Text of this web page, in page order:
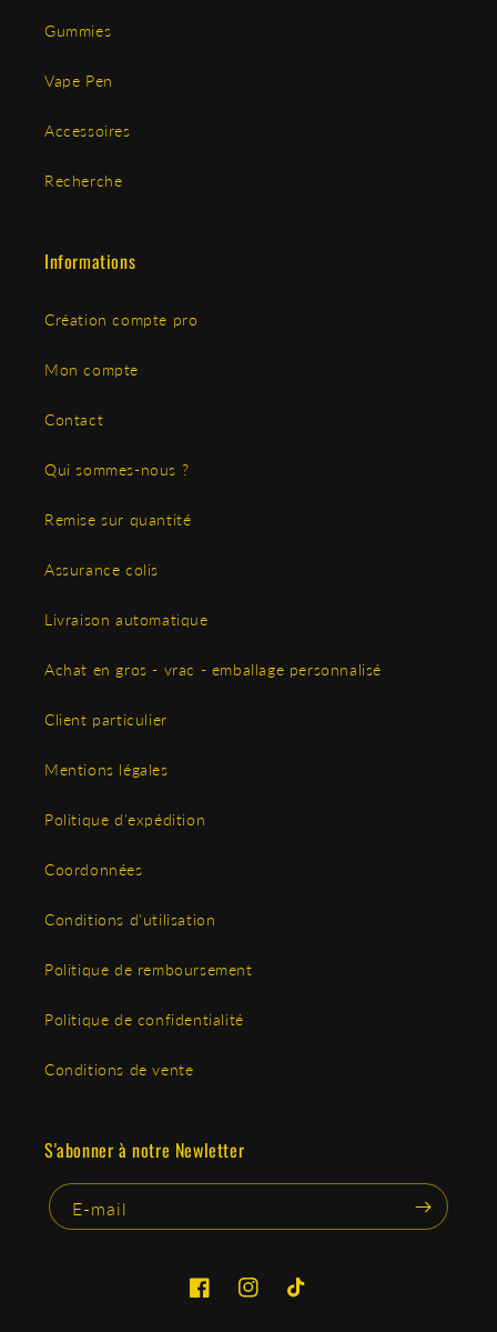
Gummies
Vape Pen
Accessoires
Recherche
Informations
Création compte pro
Mon compte
Contact
Qui sommes-nous ?
Remise sur quantité
Assurance colis
Livraison automatique
Achat en gros - vrac - emballage personnalisé
Client particulier
Mentions légales
Politique d'expédition
Coordonnées
Conditions d'utilisation
Politique de remboursement
Politique de confidentialité
Conditions de vente
S'abonner à notre Newletter
E-mail
FacebookInstagramTikTok